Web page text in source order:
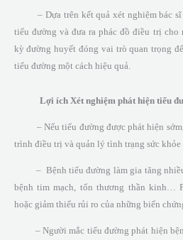
– Dựa trên kết quả xét nghiệm bác sĩ
tiểu đường và đưa ra phác đồ điều trị cho
kỳ đường huyết đóng vai trò quan trọng
tiểu đường một cách hiệu quả.
Lợi ích Xét nghiệm phát hiện tiểu
– Nếu tiểu đường được phát hiện sớm,
trình điều trị và quản lý tình trạng sức
– Bệnh tiểu đường làm gia tăng nhiều
bệnh tim mạch, tổn thương thần kinh…
hoặc giảm thiểu rủi ro của những biến
– Người mắc tiểu đường phát hiện